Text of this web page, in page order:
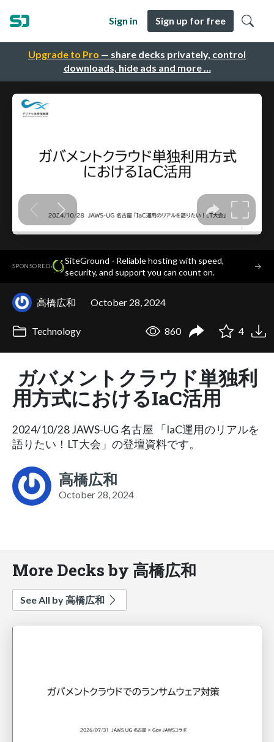
Upgrade to Pro — share decks privately, control
downloads, hide ads and more …
Sign in Sign up for free
SPONSORED·
SiteGround - Reliable hosting with speed,
security, and support you can count on.
→
高橋広和 October 28, 2024
Technology 860 4
ガバメントクラウド単独利
用方式におけるIaC活用
2024/10/28 JAWS-UG 名古屋 「IaC運用のリアルを
語りたい！LT大会」の登壇資料です。
高橋広和
October 28, 2024
More Decks by 高橋広和
See All by 高橋広和